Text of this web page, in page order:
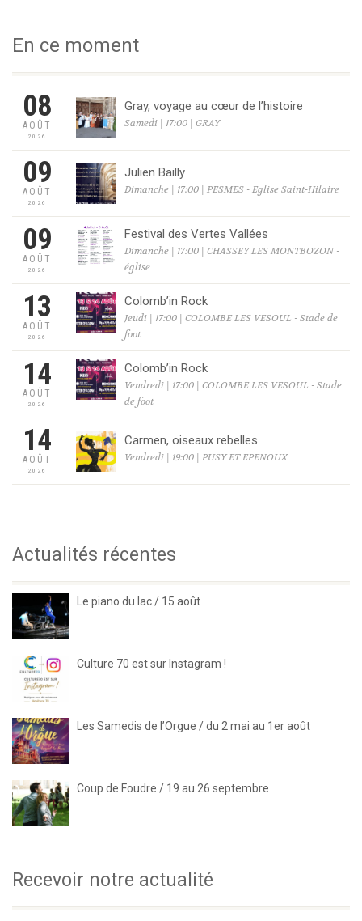
En ce moment
08
AOÛT
2026
Gray, voyage au cœur de l’histoire
Samedi | 17:00 | GRAY
09
AOÛT
2026
Julien Bailly
Dimanche | 17:00 | PESMES - Eglise Saint-Hilaire
09
AOÛT
2026
Festival des Vertes Vallées
Dimanche | 17:00 | CHASSEY LES MONTBOZON -
église
13
AOÛT
2026
Colomb’in Rock
Jeudi | 17:00 | COLOMBE LES VESOUL - Stade de
foot
14
AOÛT
2026
Colomb’in Rock
Vendredi | 17:00 | COLOMBE LES VESOUL - Stade
de foot
14
AOÛT
2026
Carmen, oiseaux rebelles
Vendredi | 19:00 | PUSY ET EPENOUX
Actualités récentes
Le piano du lac / 15 août
Culture 70 est sur Instagram !
Les Samedis de l’Orgue / du 2 mai au 1er août
Coup de Foudre / 19 au 26 septembre
Recevoir notre actualité